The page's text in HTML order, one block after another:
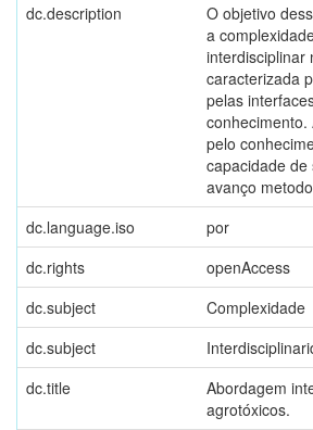
dc.description
O objetivo
a
interdisciplinar
caracterizada
pelas
pelo
capacidade
avanço
dc.language.iso
por
dc.rights
openAccess
dc.subject
Complexidade
dc.subject
dc.title
Abordagem
agrotóxicos.